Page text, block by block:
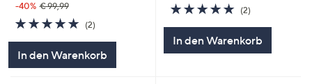
-40% € 99,99
5.0
von
(2)2
In den Warenkorb
5.0
von
(2)2
In den Warenkorb